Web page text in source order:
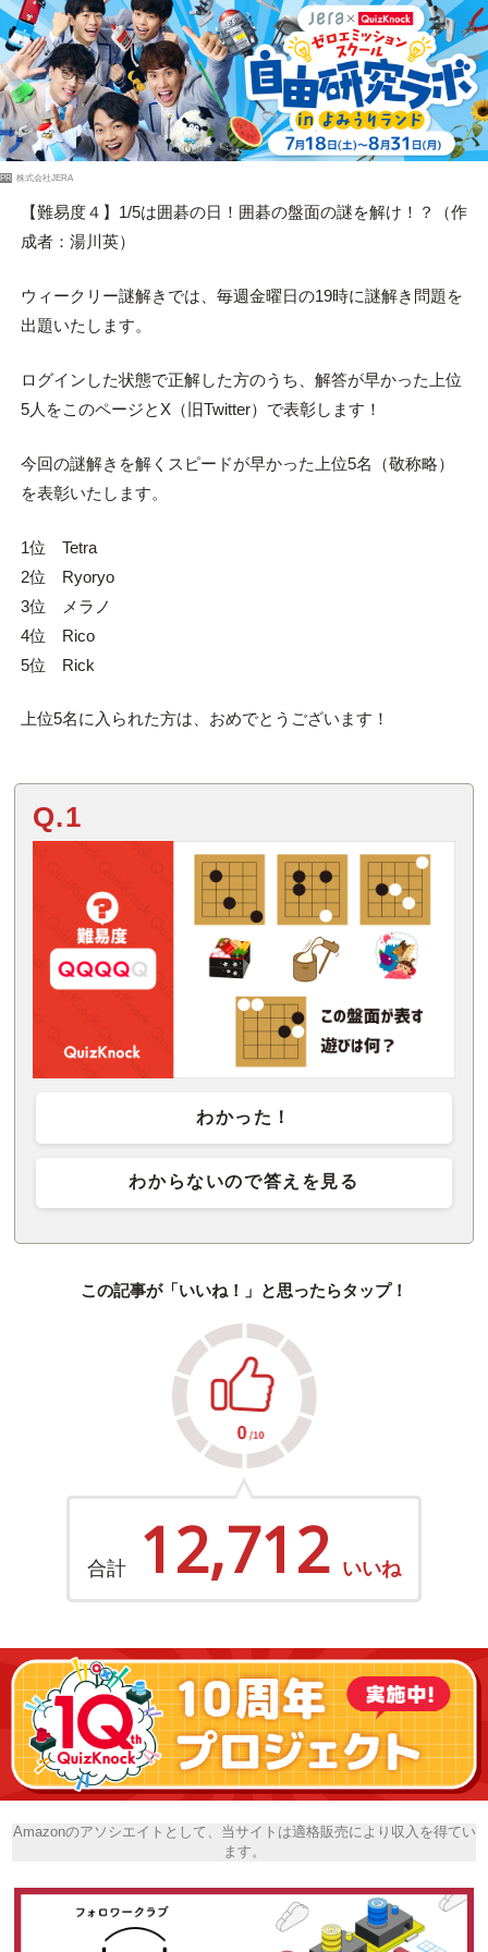
PR 株式会社JERA
【難易度４】1/5は囲碁の日！囲碁の盤面の謎を解け！？（作
成者：湯川英）
ウィークリー謎解きでは、毎週金曜日の19時に謎解き問題を
出題いたします。
ログインした状態で正解した方のうち、解答が早かった上位
5人をこのページとX（旧Twitter）で表彰します！
今回の謎解きを解くスピードが早かった上位5名（敬称略）
を表彰いたします。
1位 Tetra
2位 Ryoryo
3位 メラノ
4位 Rico
5位 Rick
上位5名に入られた方は、おめでとうございます！
Q.1
わかった！
わからないので答えを見る
この記事が「いいね！」と思ったらタップ！
合計 12,712 いいね
Amazonのアソシエイトとして、当サイトは適格販売により収入を得てい
ます。